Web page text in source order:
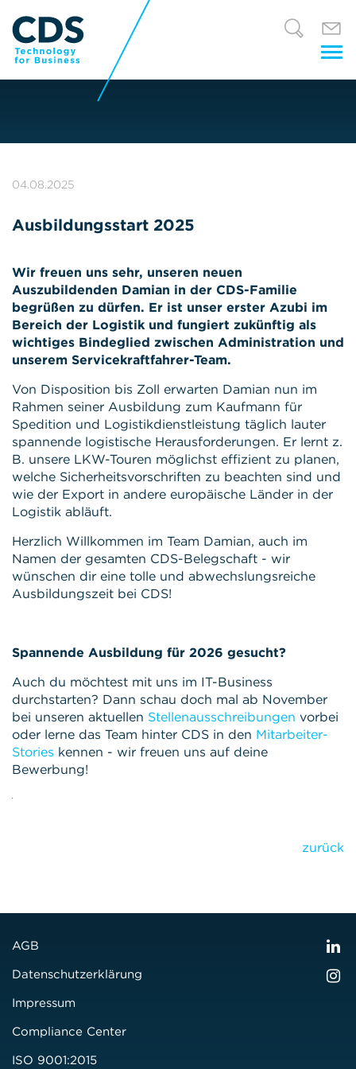
04.08.2025
Ausbildungsstart 2025
Wir freuen uns sehr, unseren neuen
Auszubildenden Damian in der CDS-Familie
begrüßen zu dürfen. Er ist unser erster Azubi im
Bereich der Logistik und fungiert zukünftig als
wichtiges Bindeglied zwischen Administration und
unserem Servicekraftfahrer-Team.
Von Disposition bis Zoll erwarten Damian nun im
Rahmen seiner Ausbildung zum Kaufmann für
Spedition und Logistikdienstleistung täglich lauter
spannende logistische Herausforderungen. Er lernt z.
B. unsere LKW-Touren möglichst effizient zu planen,
welche Sicherheitsvorschriften zu beachten sind und
wie der Export in andere europäische Länder in der
Logistik abläuft.
Herzlich Willkommen im Team Damian, auch im
Namen der gesamten CDS-Belegschaft - wir
wünschen dir eine tolle und abwechslungsreiche
Ausbildungszeit bei CDS!
Spannende Ausbildung für 2026 gesucht?
Auch du möchtest mit uns im IT-Business
durchstarten? Dann schau doch mal ab November
bei unseren aktuellen Stellenausschreibungen vorbei
oder lerne das Team hinter CDS in den Mitarbeiter-
Stories kennen - wir freuen uns auf deine
Bewerbung!
zurück
AGB
Datenschutzerklärung
Impressum
Compliance Center
ISO 9001:2015